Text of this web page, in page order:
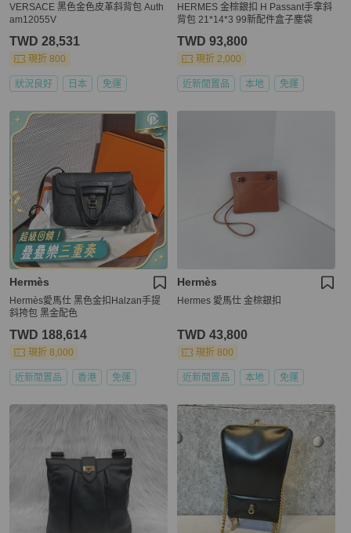
VERSACE 黑色金色皮革斜背包 Auth
am12055V
TWD 28,531
現折 800
狀況良好 日本 免運
HERMES 金棕銀扣 H Passant手拿斜
背包 21*14*3 99新配件盒子塵袋
TWD 93,800
現折 2,000
近新閒置品 本地 免運
Hermès
Hermès愛馬仕 黑色金扣Halzan手提
斜挎包 黑金配色
TWD 188,614
現折 8,000
近新閒置品 香港 免運
Hermès
Hermes 愛馬仕 金棕銀扣
TWD 43,800
現折 800
近新閒置品 本地 免運